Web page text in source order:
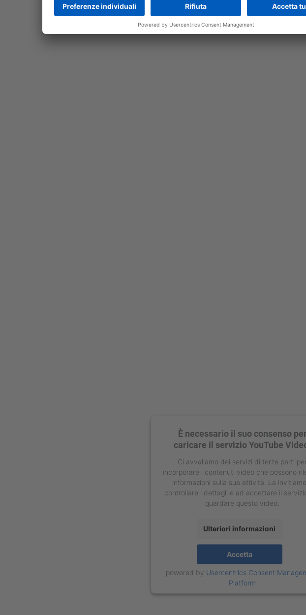
È necessario il suo consenso
caricare il servizio YouTube
Ci avvaliamo dei servizi di terze parti
incorporare i contenuti video che possono
informazioni sulla sua attività. La
controllare i dettagli e ad accettare il
guardare questo video.
Ulteriori informazioni
Accetta
powered by Usercentrics Consent
Platform